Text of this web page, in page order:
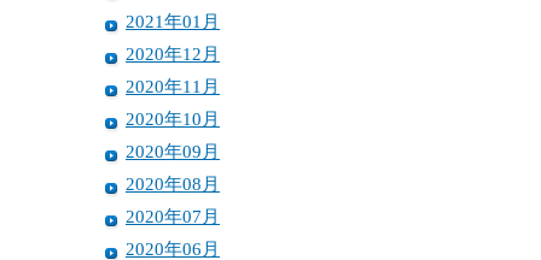
2021年01月
2020年12月
2020年11月
2020年10月
2020年09月
2020年08月
2020年07月
2020年06月